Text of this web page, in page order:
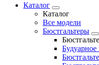
Каталог
Каталог
Все модели
Бюстгальтеры
Будуарное